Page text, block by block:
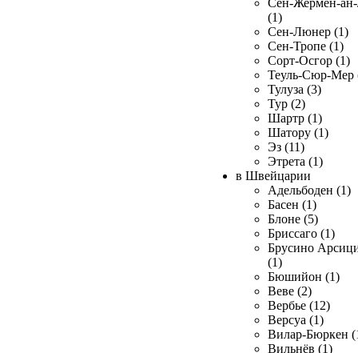
Сен-Жермен-
(1)
Сен-Люнер (1)
Сен-Тропе (1)
Сорт-Осгор (1)
Теуль-Сюр-Мер
Тулуза (3)
Тур (2)
Шартр (1)
Шатору (1)
Эз (11)
Этрета (1)
в Швейцарии
Адельбоден (1)
Басен (1)
Блоне (5)
Бриссаго (1)
Брусино
(1)
Бюшийон (1)
Веве (2)
Вербье (12)
Версуа (1)
Вилар-Бюркен
Вильнёв (1)